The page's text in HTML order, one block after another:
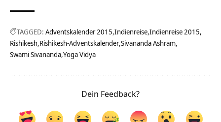
TAGGED: Adventskalender 2015 Indienreise Indienreise 2015
Rishikesh Rishikesh-Adventskalender Sivananda Ashram
Swami Sivananda Yoga Vidya
Dein Feedback?